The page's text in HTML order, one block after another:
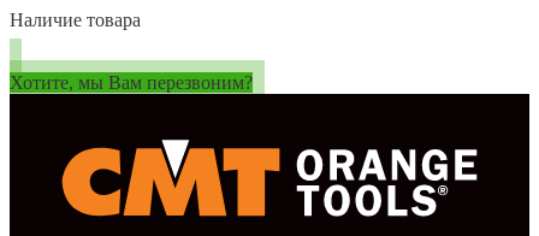
Наличие товара
Хотите, мы Вам перезвоним?